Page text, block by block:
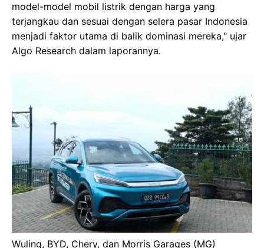
model-model mobil listrik dengan harga yang
terjangkau dan sesuai dengan selera pasar Indonesia
menjadi faktor utama di balik dominasi mereka," ujar
Algo Research dalam laporannya.
Wuling, BYD, Chery, dan Morris Garages (MG)